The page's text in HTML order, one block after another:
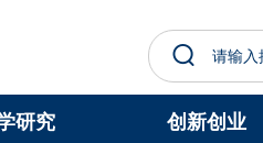
生活@科大
研究 创新创业